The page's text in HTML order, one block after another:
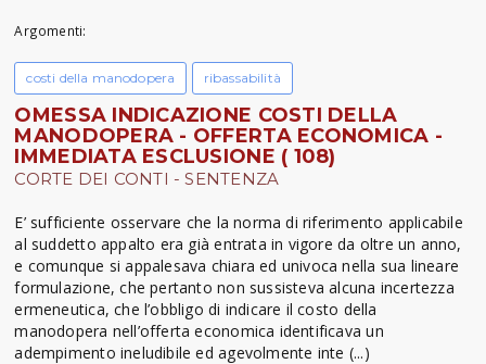
Argomenti:
costi della manodopera ribassabilità
OMESSA INDICAZIONE COSTI DELLA
MANODOPERA - OFFERTA ECONOMICA -
IMMEDIATA ESCLUSIONE ( 108)
CORTE DEI CONTI - SENTENZA
E’ sufficiente osservare che la norma di riferimento applicabile
al suddetto appalto era già entrata in vigore da oltre un anno,
e comunque si appalesava chiara ed univoca nella sua lineare
formulazione, che pertanto non sussisteva alcuna incertezza
ermeneutica, che l’obbligo di indicare il costo della
manodopera nell’offerta economica identificava un
adempimento ineludibile ed agevolmente inte (...)